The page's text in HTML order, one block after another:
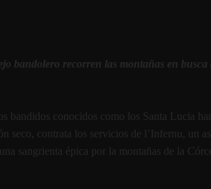
bandolero recorren las montañas en busca
bandidos conocidos como los Santa Lucia
seco, contrata los servicios de l’Infernu, un
sangrienta épica por la montañas de la